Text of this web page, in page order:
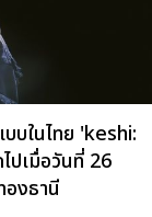
บในไทย 'keshi:
ปเมื่อวันที่ 26
งธานี